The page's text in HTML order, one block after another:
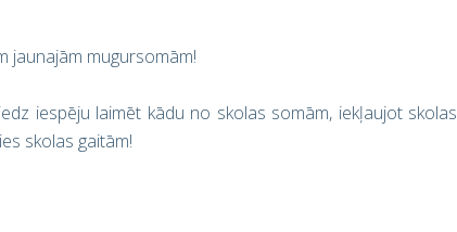
jaunajām mugursomām!
iespēju laimēt kādu no skolas somām, iekļaujot skolas
skolas gaitām!